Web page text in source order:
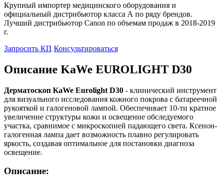
Крупный импортер медицинского оборудования и
официальный дистрибьютор класса А по ряду брендов.
Лучший дистрибьютор Canon по объемам продаж в 2018-2019
г.
Запросить КП Консультироваться
Описание KaWe EUROLIGHT D30
Дерматоскоп KaWe Eurolight D30 - клинический инструмент
для визуального исследования кожного покрова с батареечной
рукояткой и галогеновой лампой. Обеспечивает 10-ти кратное
увеличение структуры кожи и освещение обследуемого
участка, сравнимое с микроскопией падающего света. Ксенон-
галогенная лампа дает возможность плавно регулировать
яркость, создавая оптимальное для постановки диагноза
освещение.
Описание: